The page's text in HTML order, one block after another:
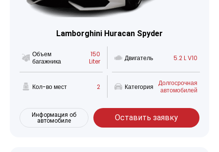
Lamborghini Huracan Spyder
Объем
багажника
150
Liter
Двигатель 5.2 L V10
Кол-во мест 2 Категория
Долгосрочная
автомобилей
Информация об
автомобиле
Оставить заявку